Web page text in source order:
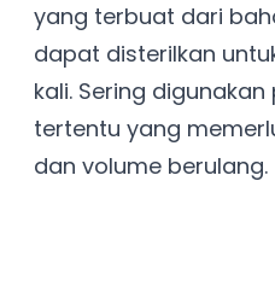
yang terbuat dari
dapat disterilkan
kali. Sering
tertentu yang
dan volume berulang.